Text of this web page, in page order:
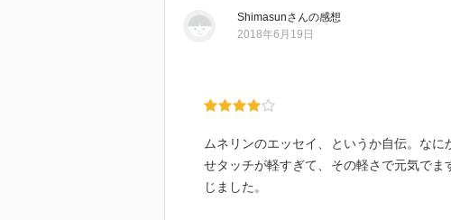
また、2006年第1回WBC（ワールド・ベ
は、ともに日本代表となったイチロー選手
圧倒的なプレッシャーの中でも結果を出
私もこれまで、メンターからこのように教
Shimasunさんの感想
2018年6月19日
ムネリンのエッセイ、というか自伝。な
せタッチが軽すぎて、その軽さで元気で
じました。